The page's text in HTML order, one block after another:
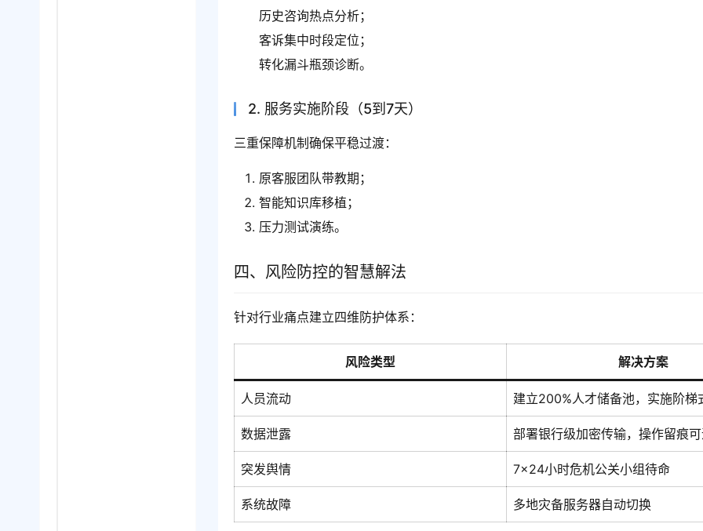
历史咨询热点分析；
客诉集中时段定位；
转化漏斗瓶颈诊断。
2. 服务实施阶段（5到7天）
三重保障机制确保平稳过渡：
原客服团队带教期；
智能知识库移植；
压力测试演练。
四、风险防控的智慧解法
针对行业痛点建立四维防护体系：
风险类型 解决方案
人员流动 建立200%人才储备池，实施阶梯
数据泄露 部署银行级加密传输，操作留痕
突发舆情 7×24小时危机公关小组待命
系统故障 多地灾备服务器自动切换